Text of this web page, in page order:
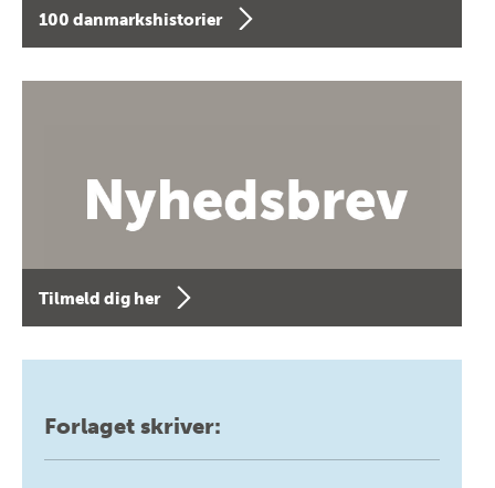
100 danmarkshistorier
Tilmeld dig her
Forlaget skriver: